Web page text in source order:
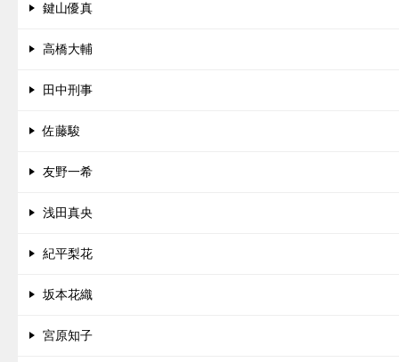
鍵山優真
高橋大輔
田中刑事
佐藤駿
友野一希
浅田真央
紀平梨花
坂本花織
宮原知子